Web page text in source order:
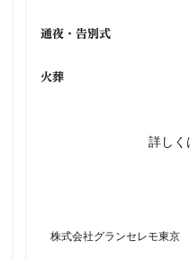
通夜・告別式
火葬
詳しく
株式会社グランセレモ東京